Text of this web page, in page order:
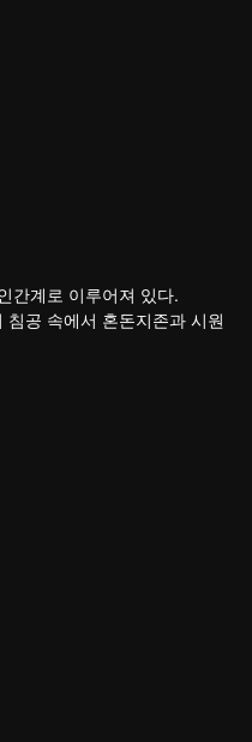
간계로 이루어져 있다.
공 속에서 혼돈지존과 시원
천존마저 등을 돌린다. 이후
태를 얻은 그는 폐물에서